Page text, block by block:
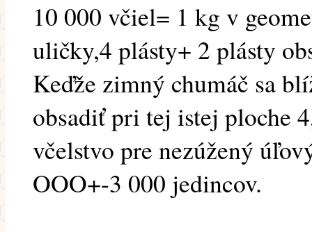
10 000 včiel= 1 kg v
uličky,4 plásty+ 2 plásty
Keďže zimný chumáč sa
obsadiť pri tej istej ploche
včelstvo pre nezúžený
OOO+-3 000 jedincov.